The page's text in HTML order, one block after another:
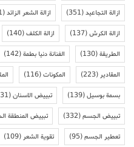
ازالة التجاعيد(351) ازالة الشعر الزائد(151)
ازالة الكرش(137) ازالة الكلف(140)
الطريقة(130) الفنانة دنيا بطمة(142)
المقادير(223) المكونات(116)
بسمة بوسيل(139) تبييض الاسنان(231)
تبييض الجسم(332) تبييض المنطقة
تعطير الجسم(95) تقوية الشعر(109)